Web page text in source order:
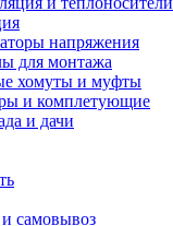
напряжения
для монтажа
хомуты и муфты
и комплетующие
и дачи
самовывоз